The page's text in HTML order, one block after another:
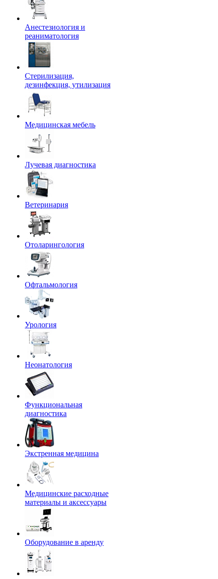
Анестезиология и
реаниматология
Стерилизация,
дезинфекция, утилизация
Медицинская мебель
Лучевая диагностика
Ветеринария
Отоларингология
Офтальмология
Урология
Неонатология
Функциональная
диагностика
Экстренная медицина
Медицинские расходные
материалы и аксессуары
Оборудование в аренду